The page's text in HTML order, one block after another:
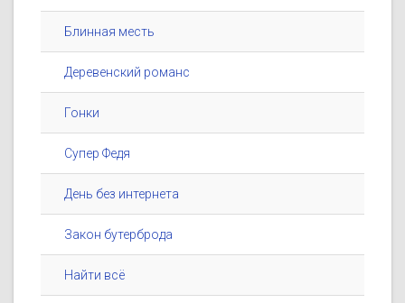
Блинная месть
Деревенский романс
Гонки
Супер Федя
День без интернета
Закон бутерброда
Найти всё